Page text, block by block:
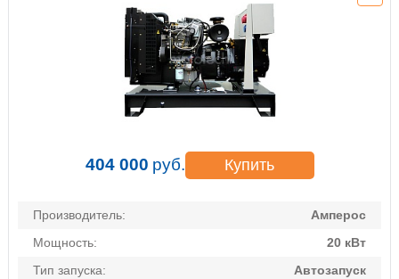
404 000 руб. Купить
Производитель:
Амперос
Мощность:
20 кВт
Тип запуска:
Автозапуск